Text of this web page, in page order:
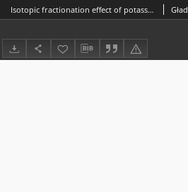
Isotopic fractionation effect of potassium impurities in surface ionization